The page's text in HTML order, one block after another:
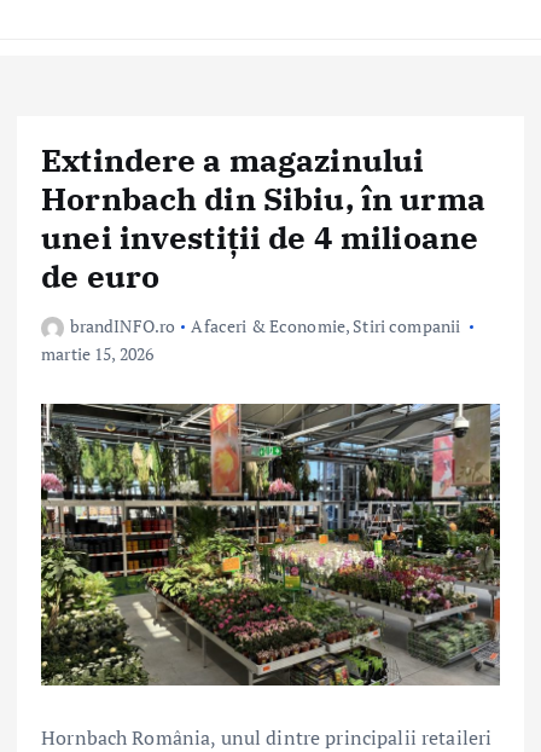
Extindere a magazinului
Hornbach din Sibiu, în urma
unei investiții de 4 milioane
de euro
brandINFO.ro Afaceri & Economie, Stiri companii
martie 15, 2026
Hornbach România, unul dintre principalii retaileri